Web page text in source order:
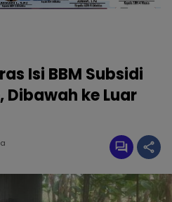
Isi BBM Subsidi
Dibawah ke Luar